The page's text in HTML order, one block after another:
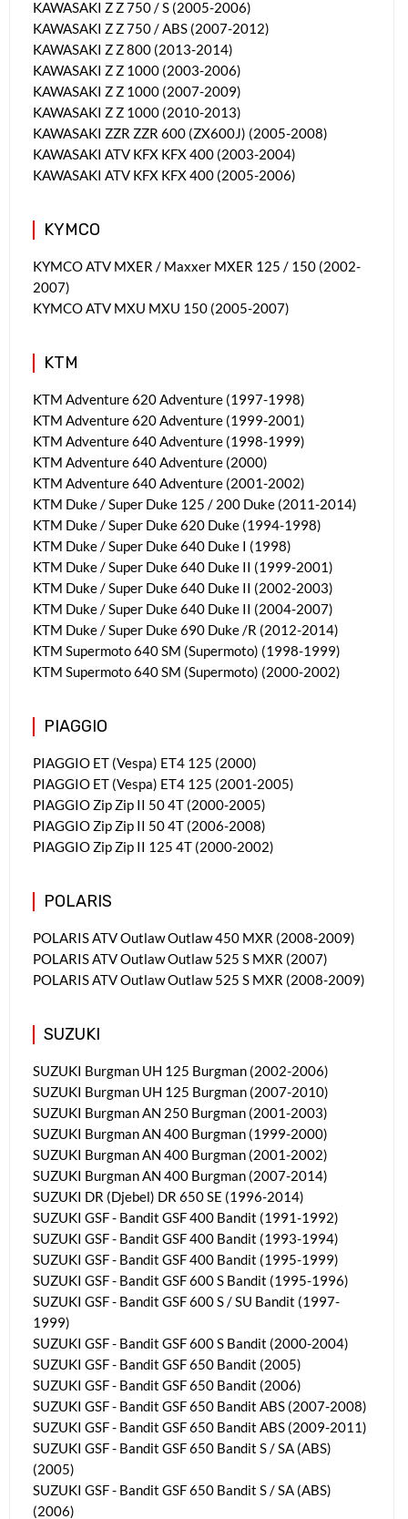
KAWASAKI Z Z 750 / S (2005-2006)
KAWASAKI Z Z 750 / ABS (2007-2012)
KAWASAKI Z Z 800 (2013-2014)
KAWASAKI Z Z 1000 (2003-2006)
KAWASAKI Z Z 1000 (2007-2009)
KAWASAKI Z Z 1000 (2010-2013)
KAWASAKI ZZR ZZR 600 (ZX600J) (2005-2008)
KAWASAKI ATV KFX KFX 400 (2003-2004)
KAWASAKI ATV KFX KFX 400 (2005-2006)
KYMCO
KYMCO ATV MXER / Maxxer MXER 125 / 150 (2002-
2007)
KYMCO ATV MXU MXU 150 (2005-2007)
KTM
KTM Adventure 620 Adventure (1997-1998)
KTM Adventure 620 Adventure (1999-2001)
KTM Adventure 640 Adventure (1998-1999)
KTM Adventure 640 Adventure (2000)
KTM Adventure 640 Adventure (2001-2002)
KTM Duke / Super Duke 125 / 200 Duke (2011-2014)
KTM Duke / Super Duke 620 Duke (1994-1998)
KTM Duke / Super Duke 640 Duke I (1998)
KTM Duke / Super Duke 640 Duke II (1999-2001)
KTM Duke / Super Duke 640 Duke II (2002-2003)
KTM Duke / Super Duke 640 Duke II (2004-2007)
KTM Duke / Super Duke 690 Duke /R (2012-2014)
KTM Supermoto 640 SM (Supermoto) (1998-1999)
KTM Supermoto 640 SM (Supermoto) (2000-2002)
PIAGGIO
PIAGGIO ET (Vespa) ET4 125 (2000)
PIAGGIO ET (Vespa) ET4 125 (2001-2005)
PIAGGIO Zip Zip II 50 4T (2000-2005)
PIAGGIO Zip Zip II 50 4T (2006-2008)
PIAGGIO Zip Zip II 125 4T (2000-2002)
POLARIS
POLARIS ATV Outlaw Outlaw 450 MXR (2008-2009)
POLARIS ATV Outlaw Outlaw 525 S MXR (2007)
POLARIS ATV Outlaw Outlaw 525 S MXR (2008-2009)
SUZUKI
SUZUKI Burgman UH 125 Burgman (2002-2006)
SUZUKI Burgman UH 125 Burgman (2007-2010)
SUZUKI Burgman AN 250 Burgman (2001-2003)
SUZUKI Burgman AN 400 Burgman (1999-2000)
SUZUKI Burgman AN 400 Burgman (2001-2002)
SUZUKI Burgman AN 400 Burgman (2007-2014)
SUZUKI DR (Djebel) DR 650 SE (1996-2014)
SUZUKI GSF - Bandit GSF 400 Bandit (1991-1992)
SUZUKI GSF - Bandit GSF 400 Bandit (1993-1994)
SUZUKI GSF - Bandit GSF 400 Bandit (1995-1999)
SUZUKI GSF - Bandit GSF 600 S Bandit (1995-1996)
SUZUKI GSF - Bandit GSF 600 S / SU Bandit (1997-
1999)
SUZUKI GSF - Bandit GSF 600 S Bandit (2000-2004)
SUZUKI GSF - Bandit GSF 650 Bandit (2005)
SUZUKI GSF - Bandit GSF 650 Bandit (2006)
SUZUKI GSF - Bandit GSF 650 Bandit ABS (2007-2008)
SUZUKI GSF - Bandit GSF 650 Bandit ABS (2009-2011)
SUZUKI GSF - Bandit GSF 650 Bandit S / SA (ABS)
(2005)
SUZUKI GSF - Bandit GSF 650 Bandit S / SA (ABS)
(2006)